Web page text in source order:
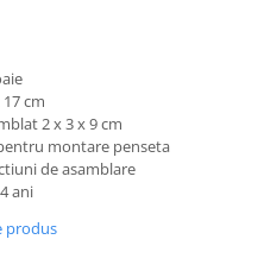
cm
2 x 3 x 9 cm
montare penseta
de asamblare
ani
produs